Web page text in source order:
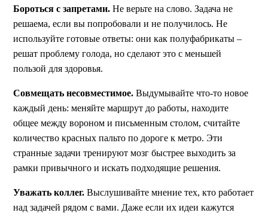
Бороться с запретами. Не верьте на слово. Задача не
решаема, если вы попробовали и не получилось. Не
используйте готовые ответы: они как полуфабрикаты –
решат проблему голода, но сделают это с меньшей
пользой для здоровья.
Совмещать несовместимое. Выдумывайте что-то новое
каждый день: меняйте маршрут до работы, находите
общее между вороном и письменным столом, считайте
количество красных пальто по дороге к метро. Эти
странные задачи тренируют мозг быстрее выходить за
рамки привычного и искать подходящие решения.
Уважать коллег. Выслушивайте мнение тех, кто работает
над задачей рядом с вами. Даже если их идеи кажутся